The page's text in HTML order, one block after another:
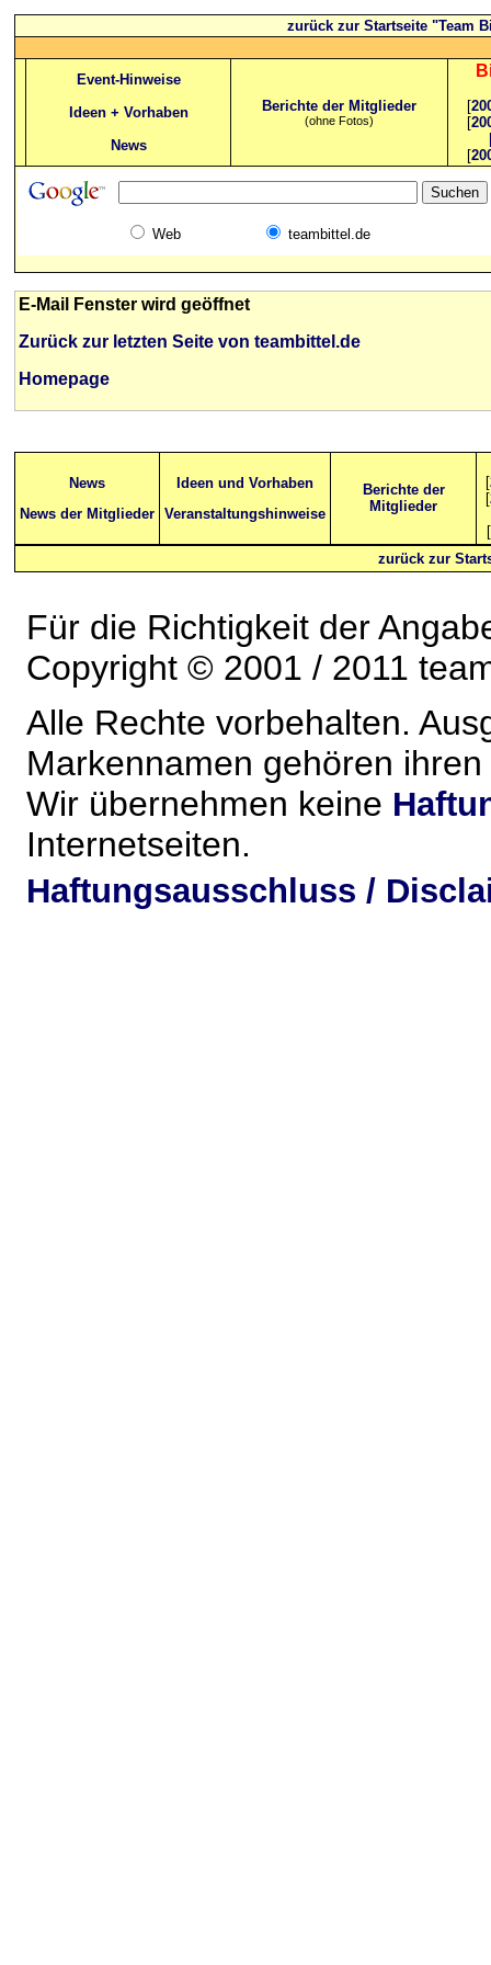
zurück zur Startseite "Team
Event-Hinweise
Ideen + Vorhaben
News
Berichte der Mitglieder
(ohne Fotos)
[
[
[
Web teambittel.de
E-Mail Fenster wird geöffnet
Zurück zur letzten Seite von teambittel.de
Homepage
News
News der Mitglieder
Ideen und Vorhaben
Veranstaltungshinweise
Berichte der
Mitglieder
[
[
[
zurück zur
Für die Richtigkeit der
Copyright © 2001 / 2011
Alle Rechte vorbehalten.
Markennamen gehören
Wir übernehmen keine
Internetseiten.
Haftungsausschluss /